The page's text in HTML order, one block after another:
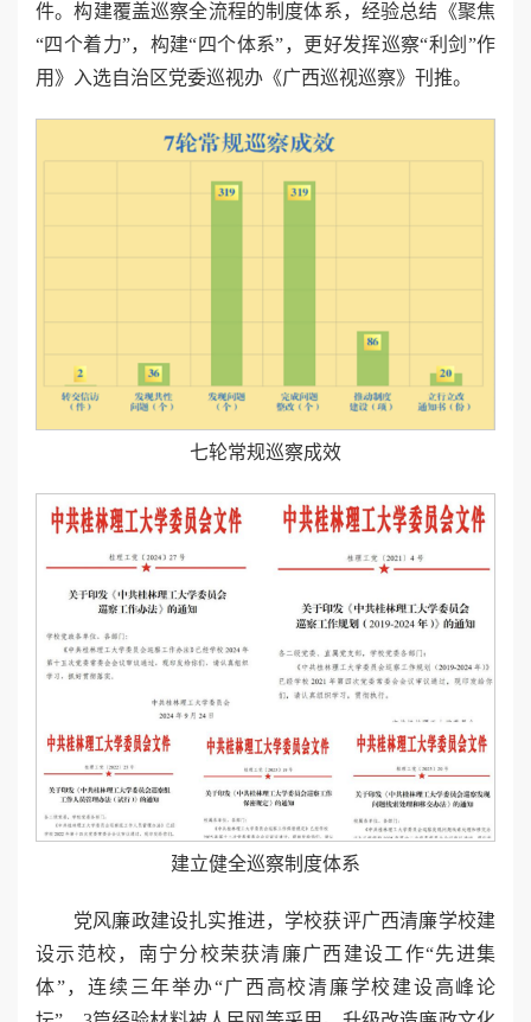
件。构建覆盖巡察全流程的制度体系，经验总结《聚焦
“四个着力”，构建“四个体系”，更好发挥巡察“利剑”作
用》入选自治区党委巡视办《广西巡视巡察》刊推。
七轮常规巡察成效
建立健全巡察制度体系
党风廉政建设扎实推进，学校获评广西清廉学校建
设示范校，南宁分校荣获清廉广西建设工作“先进集
体”，连续三年举办“广西高校清廉学校建设高峰论